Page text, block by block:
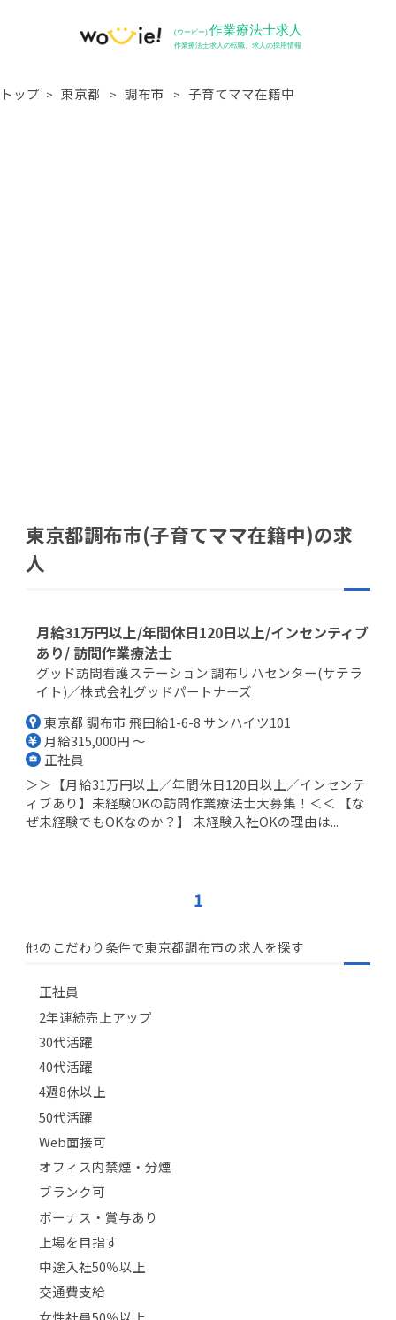
トップ 東京都 調布市 子育てママ在籍中
東京都調布市(子育てママ在籍中)の求
人
月給31万円以上/年間休日120日以上/インセンティブ
あり/ 訪問作業療法士
グッド訪問看護ステーション 調布リハセンター(サテラ
イト)／株式会社グッドパートナーズ
東京都 調布市 飛田給1-6-8 サンハイツ101
月給315,000円 ～
正社員
＞＞【月給31万円以上／年間休日120日以上／インセンテ
ィブあり】未経験OKの訪問作業療法士大募集！＜＜ 【な
ぜ未経験でもOKなのか？】 未経験入社OKの理由は...
1
他のこだわり条件で東京都調布市の求人を探す
正社員
2年連続売上アップ
30代活躍
40代活躍
4週8休以上
50代活躍
Web面接可
オフィス内禁煙・分煙
ブランク可
ボーナス・賞与あり
上場を目指す
中途入社50％以上
交通費支給